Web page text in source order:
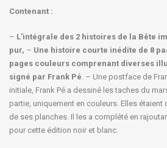
Contenant :
– L'intégrale des 2 histoires de la Bête
pur, – Une histoire courte inédite de 8
pages couleurs comprenant diverses
signé par Frank Pé. – Une postface de
initiale, Frank Pé a dessiné les taches du
partie, uniquement en couleurs. Elles
de ses planches. Il les a complété en
pour cette édition noir et blanc.